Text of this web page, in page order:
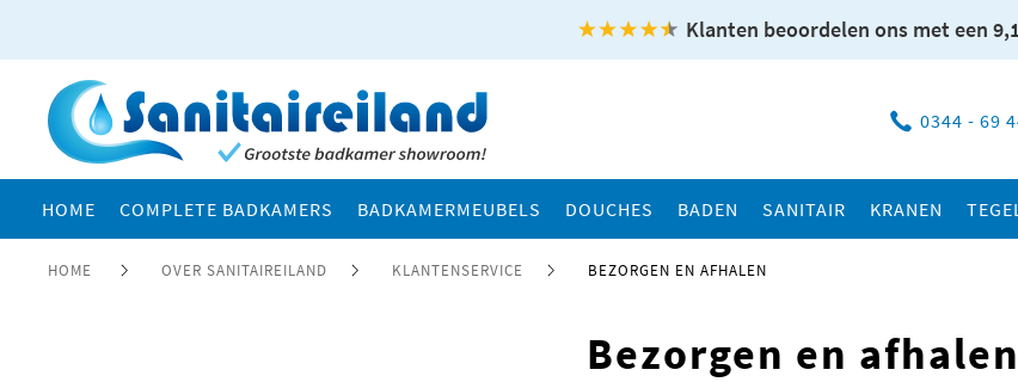
Klanten beoordelen ons met een
0344 - 69
HOME COMPLETE BADKAMERS BADKAMERMEUBELS DOUCHES BADEN SANITAIR KRANEN
HOME OVER SANITAIREILAND KLANTENSERVICE BEZORGEN EN AFHALEN
Bezorgen en afhalen